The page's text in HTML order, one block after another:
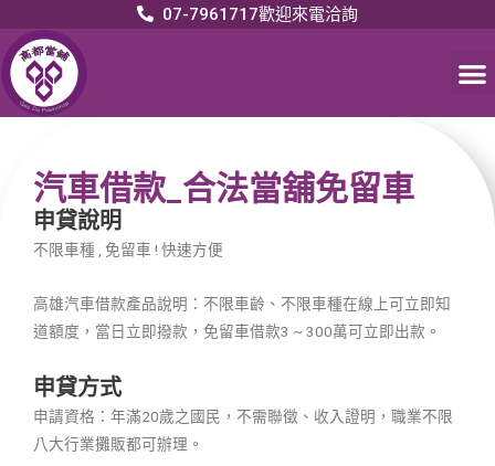
07-7961717歡迎來電洽詢
汽車借款_合法當舖免留車
申貸說明
不限車種 , 免留車 ! 快速方便
高雄汽車借款產品說明：不限車齡、不限車種在線上可立即知
道額度，當日立即撥款，免留車借款3 ~ 300萬可立即出款。
申貸方式
申請資格：年滿20歲之國民，不需聯徵、收入證明，職業不限
八大行業攤販都可辦理。